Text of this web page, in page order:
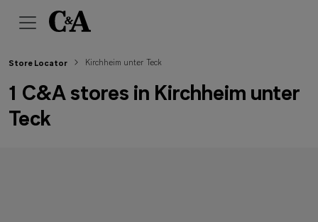
Store Locator Kirchheim unter Teck
1 C&A stores in Kirchheim unter
Teck